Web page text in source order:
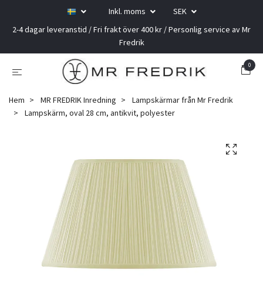
Inkl. moms
SEK
2-4 dagar leveranstid / Fri frakt över 400 kr / Personlig service av Mr
Fredrik
0
Hem MR FREDRIK Inredning
Lampskärmar från Mr Fredrik
Lampskärm, oval 28 cm, antikvit, polyester